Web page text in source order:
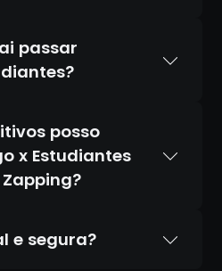
passar
posso
x Estudiantes
e segura?